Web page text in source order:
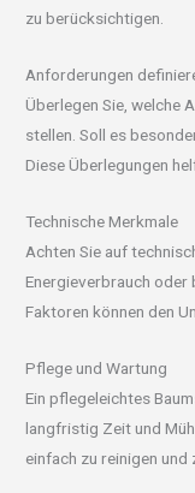
zu berücksichtigen.
Anforderungen
Überlegen Sie, welche
stellen. Soll es
Diese Überlegungen
Technische Merkmale
Achten Sie auf
Energieverbrauch oder
Faktoren können den
Pflege und Wartung
Ein pflegeleichtes
langfristig Zeit und
einfach zu reinigen und